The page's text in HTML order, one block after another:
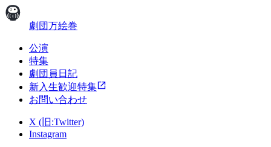
劇団万絵巻
公演
特集
劇団員日記
新入生歓迎特集
お問い合わせ
X (旧:Twitter)
Instagram